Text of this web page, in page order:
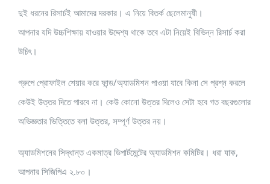
দুই ধরনের রিসার্চই আমাদের দরকার। এ নিয়ে বিতর্ক ছেলেমানুষী।
আপনার যদি উচ্চশিক্ষায় যাওয়ার উদ্দেশ্য থাকে তবে এটা নিয়েই বিভিন্ন রিসার্চ করা
উচিৎ।
গ্রুপে প্রোফাইল শেয়ার করে ফান্ড/অ্যাডমিশন পাওয়া যাবে কিনা সে প্রশ্ন করলে
কেউই উত্তর দিতে পারবে না। কেউ কোনো উত্তর দিলেও সেটা হবে গত বছরগুলোর
অভিজ্ঞতার ভিত্তিতে বলা উত্তর, সম্পূর্ণ উত্তর নয়।
অ্যাডমিশনের সিদ্ধান্ত একমাত্র ডিপার্টমেন্টের অ্যাডমিশন কমিটির। ধরা যাক,
আপনার সিজিপিএ ২.৮০।